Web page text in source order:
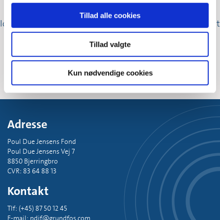
Tillad alle cookies
Tillad valgte
Kun nødvendige cookies
Fonden bakker op om Grundfos' engagement i
lokalesamfund verden over med Community Engagement
Grant puljen.
Flere projekter
Adresse
Poul Due Jensens Fond
Poul Due Jensens Vej 7
8850 Bjerringbro
CVR: 83 64 88 13
Kontakt
Tlf: (+45) 87 50 12 45
E-mail: pdjf@grundfos.com